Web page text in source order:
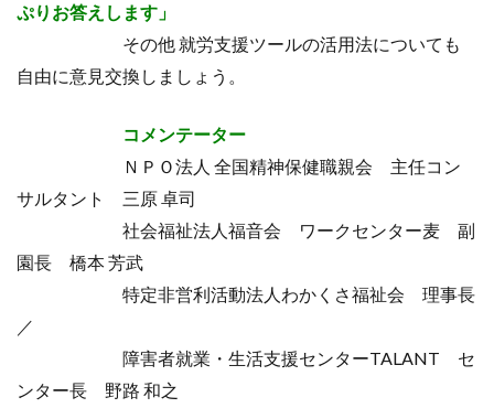
ぷりお答えします」
その他 就労支援ツールの活用法についても
自由に意見交換しましょう。
コメンテーター
ＮＰＯ法人 全国精神保健職親会 主任コン
サルタント 三原 卓司
社会福祉法人福音会 ワークセンター麦 副
園長 橋本 芳武
特定非営利活動法人わかくさ福祉会 理事長
／
障害者就業・生活支援センターTALANT セ
ンター長 野路 和之